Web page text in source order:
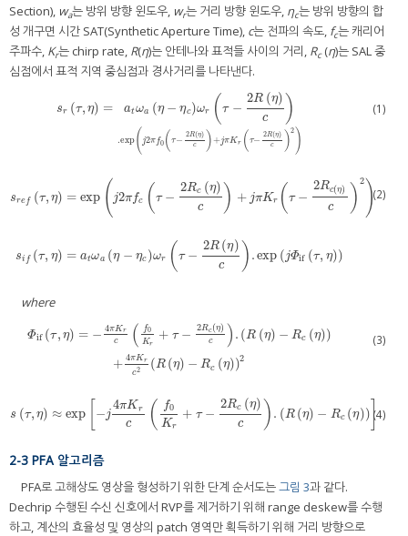
Section), wa는 방위 방향 윈도우, wr는 거리 방향 윈도우, ηc는 방위 방향의 합
성 개구면 시간 SAT(Synthetic Aperture Time), c는 전파의 속도, fc는 캐리어
주파수, Kr는 chirp rate, R(η)는 안테나와 표적들 사이의 거리, Rc(η)는 SAL 중
심점에서 표적 지역 중심점과 경사거리를 나타낸다.
sr (τ, η) = atωa (η − ηc )ωr (τ −
2R (η)
c )
.exp( j2πf0 (τ−
2R(η)
c )+jπKr ( τ−
2R(η)
c )2 )
srτ,η=atωaη −ηcωr τ−2Rηc.expj 2 πf0τ− 2Rηc+jπ K (1)
sre f (τ, η) = exp ( j2πfc ( τ −
2Rc (η)
c ) + jπKr ( τ −
2Rc(η)
c )
2 )
sr ef τ,η=exp 2πfc τ−2Rcηc+ jπ Krτ−2Rcηc 2 (2)
si f (τ, η) = atωa (η − ηc )ωr ( τ −
2R (η)
c ) .exp (jΦif (τ, η))
sifτ, η=atωaη−ηc ω rτ−2 Rηc.expj Φ ifτ,η
where
Φif (τ, η) = − 4πKr
c ( f0
Kr
+ τ − 2Rc(η)
c ) . (R (η) − Rc (η))
+ 4πKr
c2 (R (η) − Rc (η))2
r τ− η+
(3)
s (τ, η) ≈ exp −j
4πK r
c ( f0
Kr
+ τ −
2Rc (η)
c ) . (R (η) − Rc (η)) ]
sτ,η≈exp− j4 πKrc f0Kr+τ −2Rcηc.Rη − R cη (4)
2-3 PFA 알고리즘
PFA로 고해상도 영상을 형성하기 위한 단계 순서도는그림 3과 같다.
Dechrip 수행된 수신 신호에서 RVP를 제거하기 위해 range deskew를 수행
하고, 계산의 효율성 및 영상의 patch 영역만 획득하기 위해 거리 방향으로